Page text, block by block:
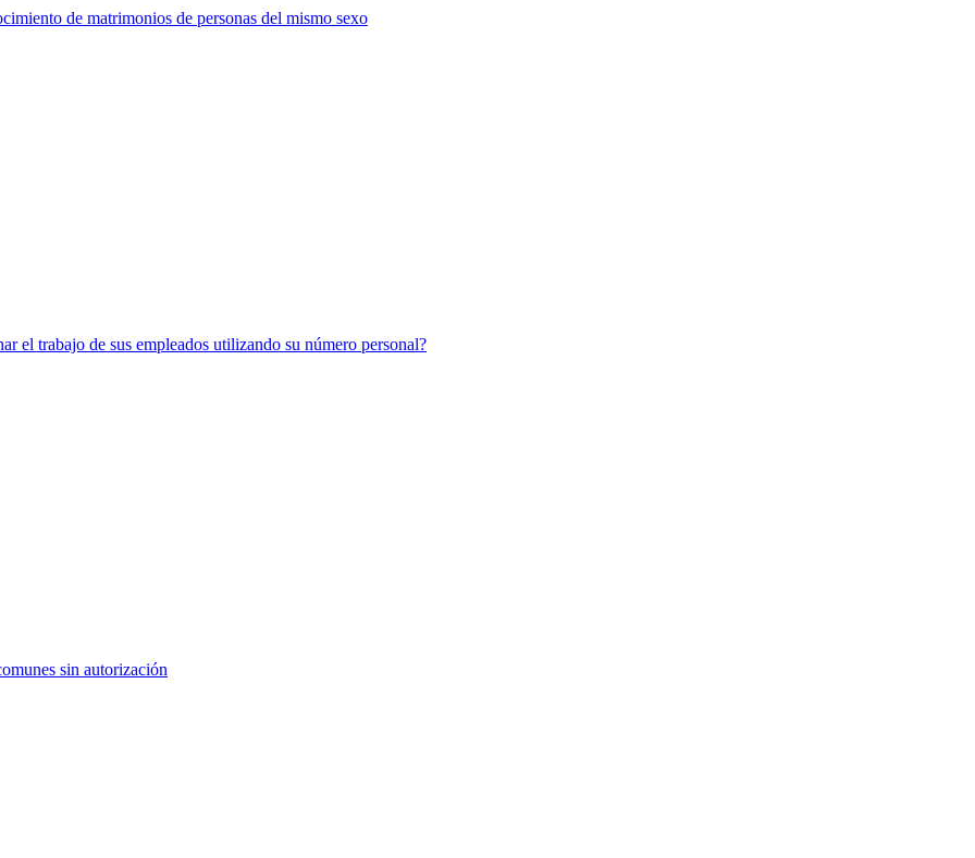
de matrimonios de personas del mismo sexo
el trabajo de sus empleados utilizando su número personal?
sin autorización